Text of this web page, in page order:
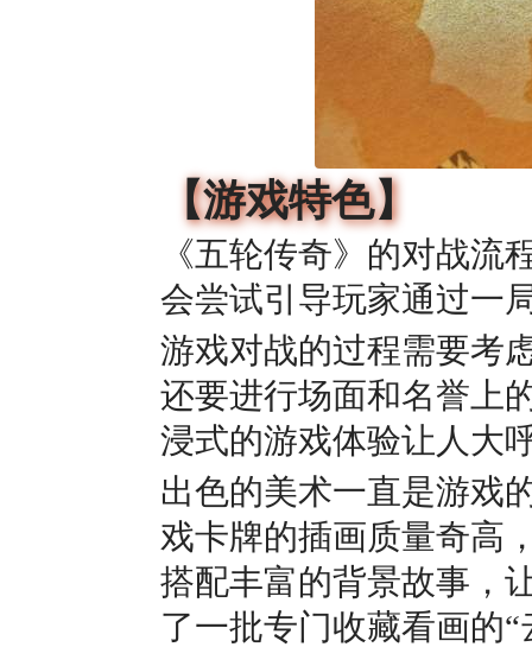
【游戏特色】
《五轮传奇》的对战
会尝试引导玩家通过一
游戏对战的过程需要考
还要进行场面和名誉上
浸式的游戏体验让人大
出色的美术一直是游戏
戏卡牌的插画质量奇高
搭配丰富的背景故事，
了一批专门收藏看画的“